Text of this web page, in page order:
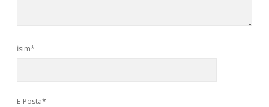
İsim*
E-Posta*